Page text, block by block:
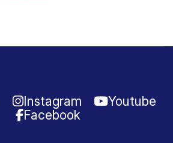
Instagram
Youtube
Facebook